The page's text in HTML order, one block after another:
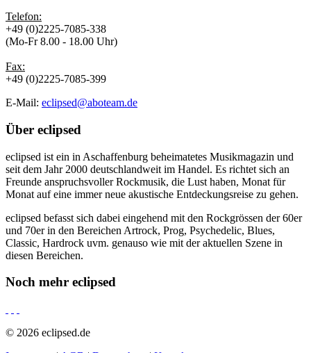
Telefon:
+49 (0)2225-7085-338
(Mo-Fr 8.00 - 18.00 Uhr)
Fax:
+49 (0)2225-7085-399
E-Mail: eclipsed@aboteam.de
Über eclipsed
eclipsed ist ein in Aschaffenburg beheimatetes Musikmagazin und
seit dem Jahr 2000 deutschlandweit im Handel. Es richtet sich an
Freunde anspruchsvoller Rockmusik, die Lust haben, Monat für
Monat auf eine immer neue akustische Entdeckungsreise zu gehen.
eclipsed befasst sich dabei eingehend mit den Rockgrössen der 60er
und 70er in den Bereichen Artrock, Prog, Psychedelic, Blues,
Classic, Hardrock uvm. genauso wie mit der aktuellen Szene in
diesen Bereichen.
Noch mehr eclipsed
© 2026 eclipsed.de